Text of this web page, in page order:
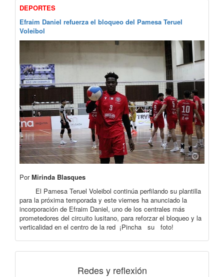
DEPORTES
Efraim Daniel refuerza el bloqueo del Pamesa Teruel
Voleibol
PorMirinda Blasques
El Pamesa Teruel Voleibol continúa perfilando su plantilla
para la próxima temporada y este viernes ha anunciado la
incorporación de Efraim Daniel, uno de los centrales más
prometedores del circuito lusitano, para reforzar el bloqueo y la
verticalidad en el centro de la red ¡Pincha su foto!
Redes y reflexión